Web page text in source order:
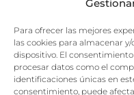
Para ofrecer las mejores
las cookies para almacenar
dispositivo. El
procesar datos como el
identificaciones únicas en
consentimiento, puede